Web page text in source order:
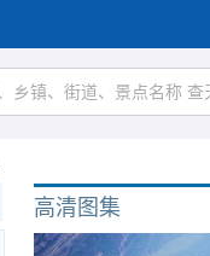
高清图集